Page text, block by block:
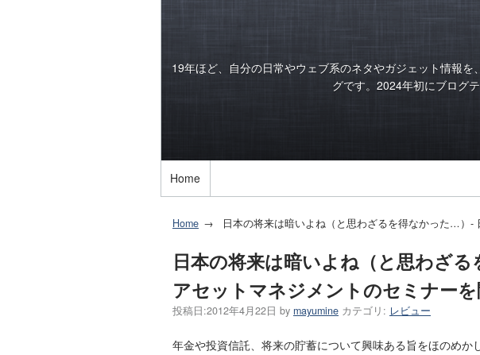
19年ほど、自分の日常やウェブ系のネタやガジェット情報
グです。2024年初にブログ
Home
Home 日本の将来は暗いよね（と思わざるを得なかった…）-
日本の将来は暗いよね（と思わざ
アセットマネジメントのセミナー
投稿日:2012年4月22日 by mayumine カテゴリ: レビュー
年金や投資信託、将来の貯蓄について興味ある旨をほのめか